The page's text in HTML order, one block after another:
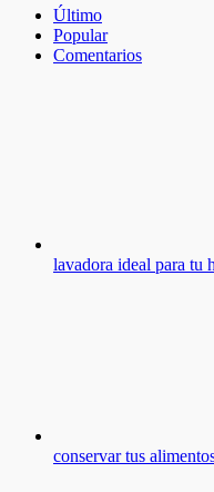
Último
Popular
Comentarios
lavadora ideal para tu
conservar tus